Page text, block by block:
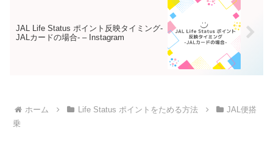
JAL Life Status ポイント反映タイミング-
JALカードの場合- – Instagram
ホーム Life Status ポイントをためる方法
JAL便搭
乗